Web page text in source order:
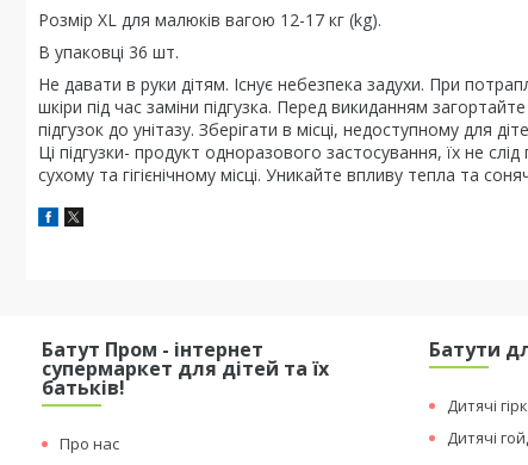
Розмір XL для малюків вагою 12-17 кг (kg).
В упаковці 36 шт.
Не давати в руки дітям. Існує небезпека задухи. При
шкіри під час заміни підгузка. Перед викиданням
підгузок до унітазу. Зберігати в місці, недоступному для
Ці підгузки- продукт одноразового застосування, їх не
сухому та гігієнічному місці. Уникайте впливу тепла та
Батут Пром - інтернет
супермаркет для дітей та їх
батьків!
Про нас
Батути
Дитячі
Дитячі